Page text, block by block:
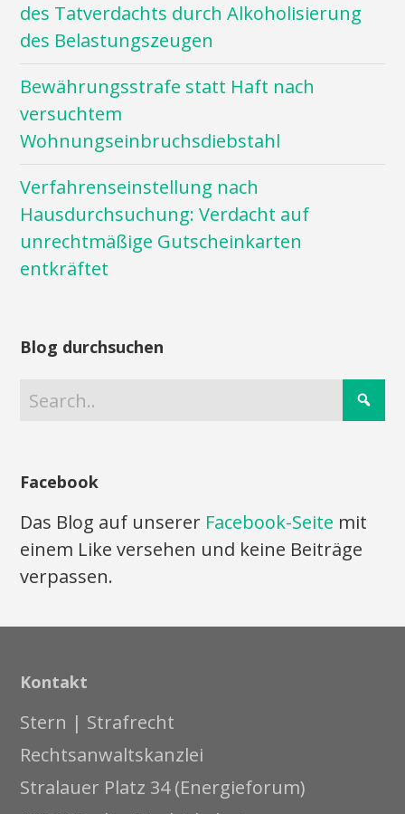
des Tatverdachts durch Alkoholisierung
des Belastungszeugen
Bewährungsstrafe statt Haft nach
versuchtem
Wohnungseinbruchsdiebstahl
Verfahrenseinstellung nach
Hausdurchsuchung: Verdacht auf
unrechtmäßige Gutscheinkarten
entkräftet
Blog durchsuchen
Facebook
Das Blog auf unserer Facebook-Seite mit
einem Like versehen und keine Beiträge
verpassen.
Kontakt
Stern | Strafrecht
Rechtsanwaltskanzlei
Stralauer Platz 34 (Energieforum)